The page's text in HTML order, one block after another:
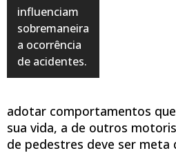
influenciam
sobremaneira
a ocorrência
de acidentes.
adotar comportamentos
sua vida, a de outros
de pedestres deve ser meta